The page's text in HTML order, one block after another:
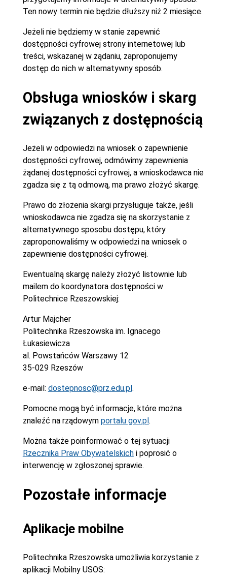
Ten nowy termin nie będzie dłuższy niż 2 miesiące.
Jeżeli nie będziemy w stanie zapewnić
dostępności cyfrowej strony internetowej lub
treści, wskazanej w żądaniu, zaproponujemy
dostęp do nich w alternatywny sposób.
Obsługa wniosków i skarg
związanych z dostępnością
Jeżeli w odpowiedzi na wniosek o zapewnienie
dostępności cyfrowej, odmówimy zapewnienia
żądanej dostępności cyfrowej, a wnioskodawca nie
zgadza się z tą odmową, ma prawo złożyć skargę.
Prawo do złożenia skargi przysługuje także, jeśli
wnioskodawca nie zgadza się na skorzystanie z
alternatywnego sposobu dostępu, który
zaproponowaliśmy w odpowiedzi na wniosek o
zapewnienie dostępności cyfrowej.
Ewentualną skargę należy złożyć listownie lub
mailem do koordynatora dostępności w
Politechnice Rzeszowskiej:
Artur Majcher
Politechnika Rzeszowska im. Ignacego
Łukasiewicza
al. Powstańców Warszawy 12
35-029 Rzeszów
e-mail: dostepnosc@prz.edu.pl .
Pomocne mogą być informacje, które można
znaleźć na rządowym portalu gov.pl .
Można także poinformować o tej sytuacji
Rzecznika Praw Obywatelskichi poprosić o
interwencję w zgłoszonej sprawie.
Pozostałe informacje
Aplikacje mobilne
Politechnika Rzeszowska umożliwia korzystanie z
aplikacji Mobilny USOS: